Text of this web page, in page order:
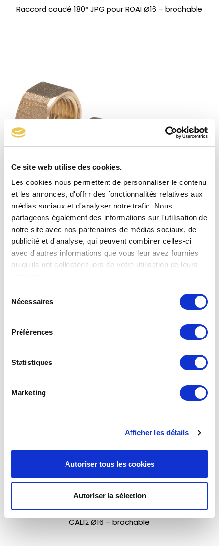
Ce site web utilise des cookies.
Les cookies nous permettent de personnaliser le contenu
et les annonces, d'offrir des fonctionnalités relatives aux
médias sociaux et d'analyser notre trafic. Nous
partageons également des informations sur l'utilisation de
notre site avec nos partenaires de médias sociaux, de
publicité et d'analyse, qui peuvent combiner celles-ci
avec d'autres informations que vous leur avez fournies
ou qu'ils ont collectées lors de votre utilisation de leurs
Nécessaires
Préférences
Statistiques
Marketing
Afficher les détails
Autoriser tous les cookies
Autoriser la sélection
Raccord coudé 180° JPG pour ROAI Ø16 – brochable
Raccord droit 2 pièces JPG à braser sur tube cuivre
CAL12 Ø16
Raccord droit 2 pièces JPG à braser sur tube cuivre
CAL12 Ø16 – brochable